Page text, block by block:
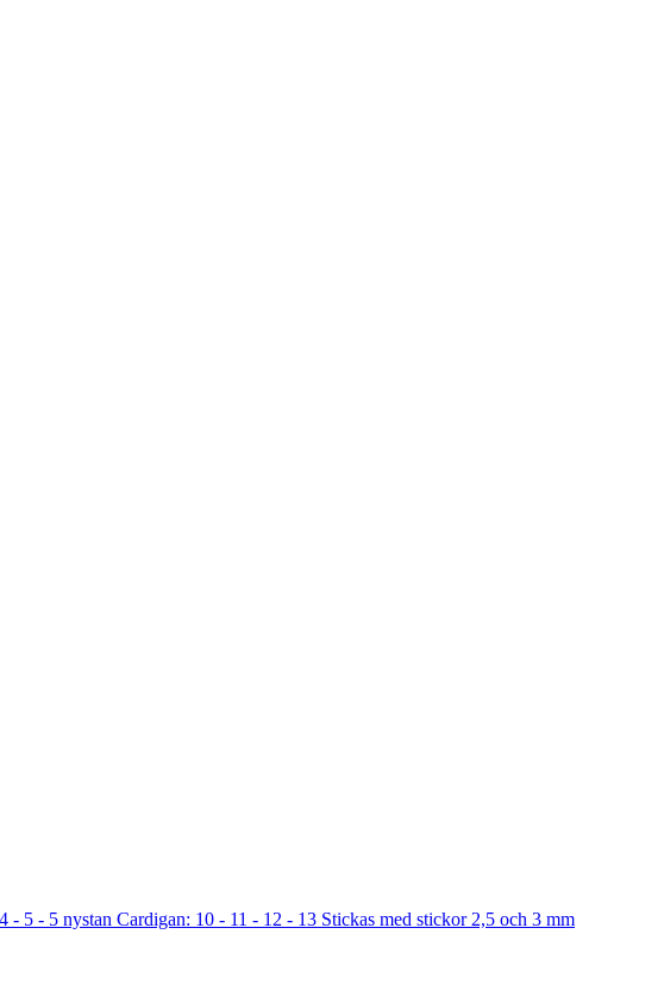
5 - 5 nystan Cardigan: 10 - 11 - 12 - 13 Stickas med stickor 2,5 och 3 mm